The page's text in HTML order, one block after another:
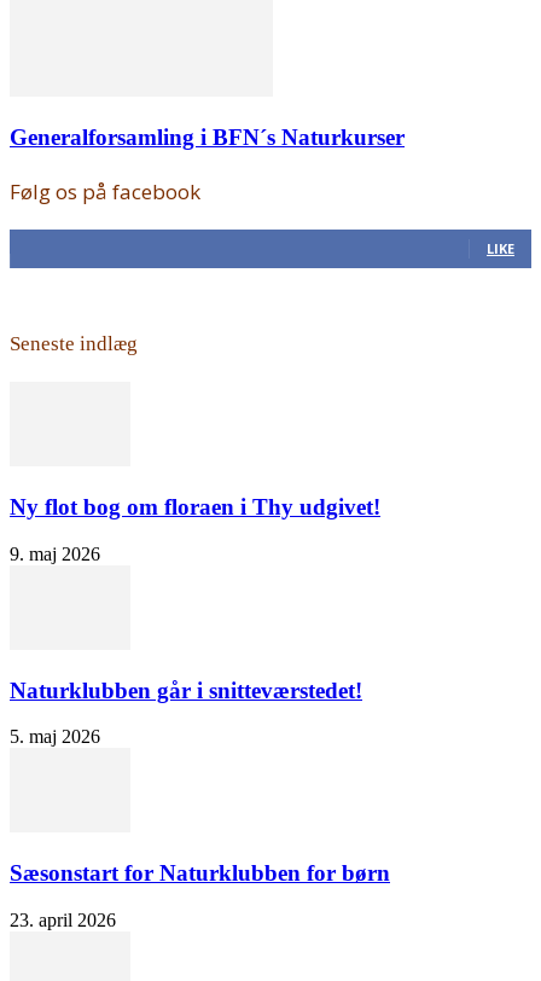
Generalforsamling i BFN´s Naturkurser
Følg os på facebook
LIKE
Seneste indlæg
Ny flot bog om floraen i Thy udgivet!
9. maj 2026
Naturklubben går i snitteværstedet!
5. maj 2026
Sæsonstart for Naturklubben for børn
23. april 2026